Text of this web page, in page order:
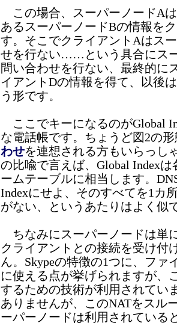
この場合、スーパーノードA
あるスーパーノードBの情報を
す。そこでクライアントAはス
せを行ない……という具合にス
問い合わせを行ない、最終的に
イアントDの情報を得て、以後
う形です。
ここでキーになるのがGlobal
な電話帳です。ちょうど図2の
わせを連想される方もいらっし
の比喩で言えば、Global Index
ームテーブルに相当します。
Indexにせよ、そのすべてを1カ
がない、というあたりはよく似
ちなみにスーパーノードは単
クライアントとの接続を受け付
ん。Skypeの特徴の1つに、ファ
に使える点が挙げられますが、
するための技術が利用されてい
ありませんが、このNATをスル
ーパーノードは利用されている